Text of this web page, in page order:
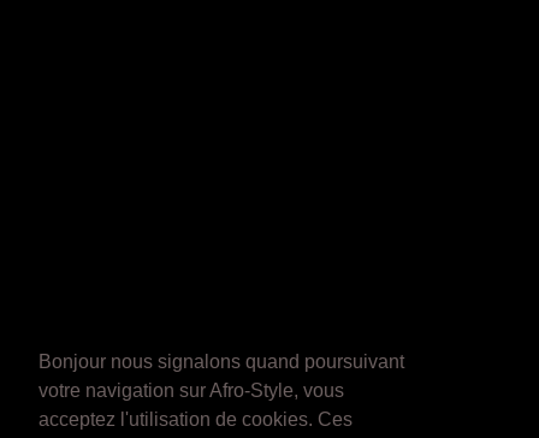
Bonjour nous signalons quand poursuivant
votre navigation sur Afro-Style, vous
acceptez l'utilisation de cookies. Ces